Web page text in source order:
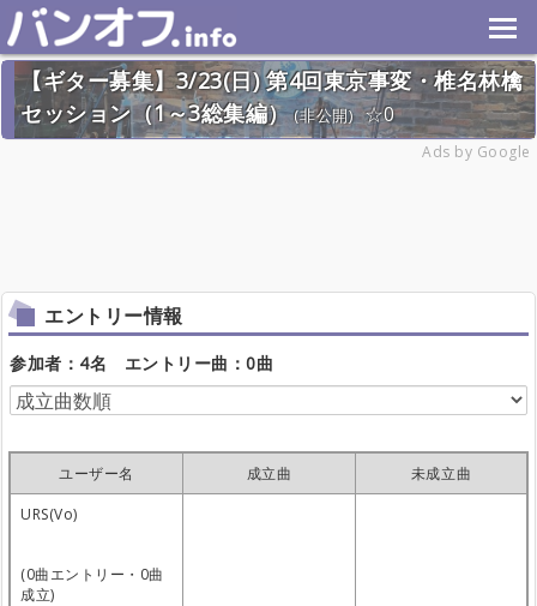
【ギター募集】3/23(日) 第4回東京事変・椎名林檎
セッション（1～3総集編）(非公開)
0
Ads by Google
エントリー情報
参加者：4名 エントリー曲：0曲
ユーザー名 成立曲
未成立曲
URS(Vo)
(0曲エントリー・0曲
成立)